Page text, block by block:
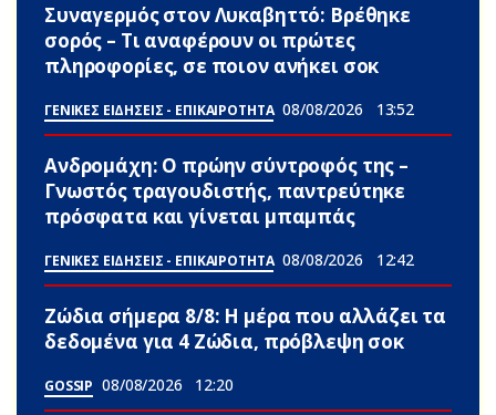
Συναγερμός στον Λυκαβηττό: Βρέθηκε
σορός – Τι αναφέρουν οι πρώτες
πληροφορίες, σε ποιον ανήκει σoκ
ΓΕΝΙΚΕΣ ΕΙΔΗΣΕΙΣ - ΕΠΙΚΑΙΡΟΤΗΤΑ 08/08/2026 13:52
Ανδρομάχη: Ο πρώην σύντροφός της –
Γνωστός τραγουδιστής, παντρεύτηκε
πρόσφατα και γίνεται μπαμπάς
ΓΕΝΙΚΕΣ ΕΙΔΗΣΕΙΣ - ΕΠΙΚΑΙΡΟΤΗΤΑ 08/08/2026 12:42
Ζώδια σήμερα 8/8: Η μέρα που αλλάζει τα
δεδομένα για 4 Zώδια, πρόβλεψη σoκ
GOSSIP 08/08/2026 12:20